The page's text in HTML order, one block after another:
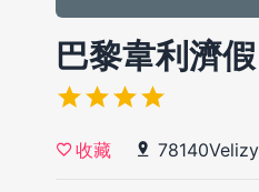
巴黎韋利濟
收藏